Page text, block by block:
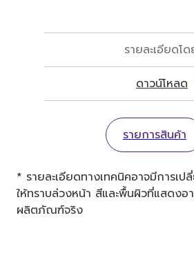
รายละเอียดโ
ดาวน์โหลด
รายการสินค้า
* รายละเอียดทางเทคนิคอาจมีการเ
ให้ทราบล่วงหน้า สีและพื้นผิวที่แสดง
ผลิตภัณฑ์จริง